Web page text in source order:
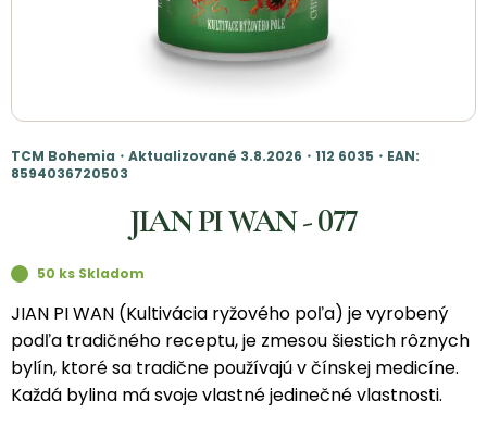
TCM Bohemia・Aktualizované 3.8.2026・112 6035・EAN:
8594036720503
JIAN PI WAN - 077
50 ks Skladom
JIAN PI WAN (Kultivácia ryžového poľa) je vyrobený
podľa tradičného receptu, je zmesou šiestich rôznych
bylín, ktoré sa tradične používajú v čínskej medicíne.
Každá bylina má svoje vlastné jedinečné vlastnosti.